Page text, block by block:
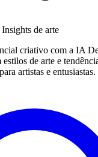
Insights de arte
criativo com a IA
de arte e
artistas e entusiastas.